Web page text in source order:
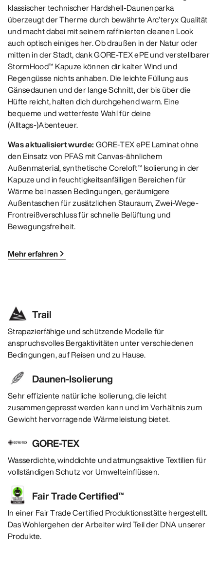
klassischer technischer Hardshell-Daunenparka
überzeugt der Therme durch bewährte Arc’teryx Qualität
und macht dabei mit seinem raffinierten cleanen Look
auch optisch einiges her. Ob draußen in der Natur oder
mitten in der Stadt, dank GORE-TEX ePE und verstellbarer
StormHood™ Kapuze können dir kalter Wind und
Regengüsse nichts anhaben. Die leichte Füllung aus
Gänsedaunen und der lange Schnitt, der bis über die
Hüfte reicht, halten dich durchgehend warm. Eine
bequeme und wetterfeste Wahl für deine
(Alltags-)Abenteuer.
Was aktualisiert wurde: GORE-TEX ePE Laminat ohne
den Einsatz von PFAS mit Canvas-ähnlichem
Außenmaterial, synthetische Coreloft™ Isolierung in der
Kapuze und in feuchtigkeitsanfälligen Bereichen für
Wärme bei nassen Bedingungen, geräumigere
Außentaschen für zusätzlichen Stauraum, Zwei-Wege-
Frontreißverschluss für schnelle Belüftung und
Bewegungsfreiheit.
Mehr erfahren
Trail
Strapazierfähige und schützende Modelle für
anspruchsvolles Bergaktivitäten unter verschiedenen
Bedingungen, auf Reisen und zu Hause.
Daunen-Isolierung
Sehr effiziente natürliche Isolierung, die leicht
zusammengepresst werden kann und im Verhältnis zum
Gewicht hervorragende Wärmeleistung bietet.
GORE-TEX
Wasserdichte, winddichte und atmungsaktive Textilien für
vollständigen Schutz vor Umwelteinflüssen.
Fair Trade Certified™
In einer Fair Trade Certified Produktionsstätte hergestellt.
Das Wohlergehen der Arbeiter wird Teil der DNA unserer
Produkte.